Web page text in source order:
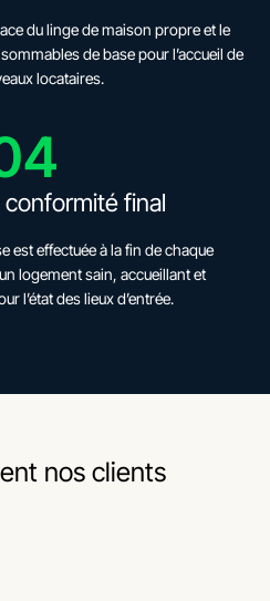
du linge de maison propre et le
de base pour l’accueil de
locataires.
final
est effectuée à la fin de chaque
logement sain, accueillant et
l’état des lieux d’entrée.
nos clients